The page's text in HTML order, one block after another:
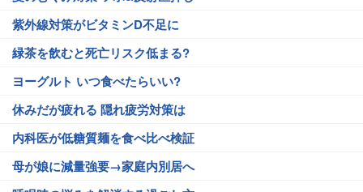
紫外線対策がビタミンD不足に
緑茶を飲むと死亡リスク低まる?
ヨーグルト いつ食べたらいい?
休みだが疲れる 隠れ疲労対策は
内科医が低糖質麺を食べ比べ検証
母が娘に減量強要→家庭内別居へ